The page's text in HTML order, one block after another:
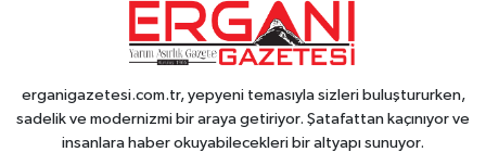
erganigazetesi.com.tr, yepyeni temasıyla sizleri buluştururken,
sadelik ve modernizmi bir araya getiriyor. Şatafattan kaçınıyor ve
insanlara haber okuyabilecekleri bir altyapı sunuyor.